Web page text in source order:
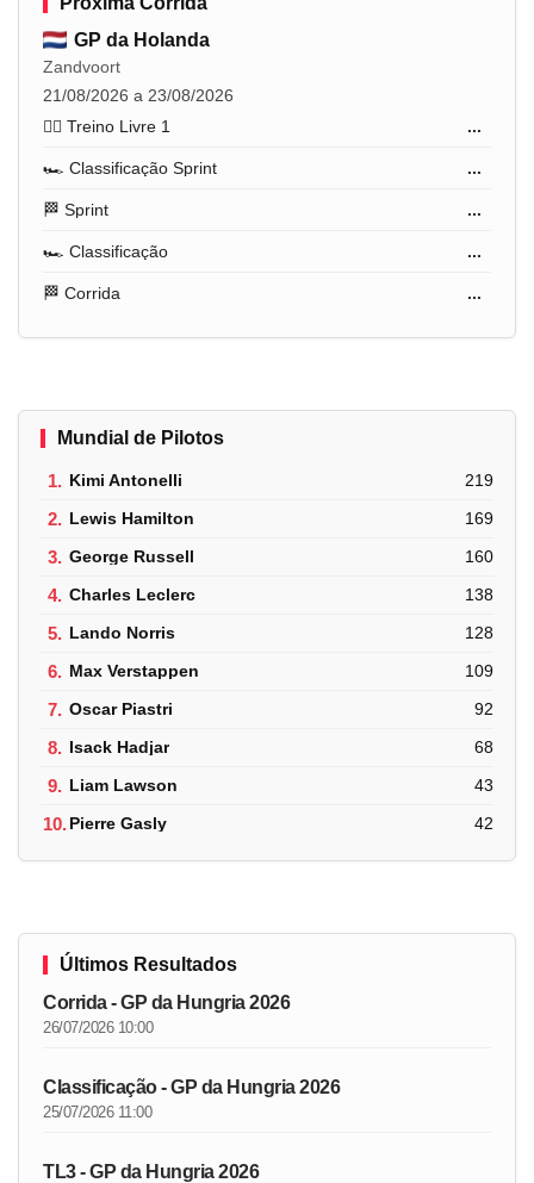
GP da Holanda
Zandvoort
21/08/2026 a 23/08/2026
🏋️‍♂️ Treino Livre 1
...
🏎️ Classificação Sprint ...
🏁 Sprint ...
🏎️ Classificação ...
🏁 Corrida ...
Mundial de Pilotos
1. Kimi Antonelli 219
2. Lewis Hamilton 169
3. George Russell 160
4. Charles Leclerc 138
5. Lando Norris 128
6. Max Verstappen 109
7. Oscar Piastri 92
8. Isack Hadjar 68
9. Liam Lawson 43
10.Pierre Gasly 42
Últimos Resultados
Corrida - GP da Hungria 2026
26/07/2026 10:00
Classificação - GP da Hungria 2026
25/07/2026 11:00
TL3 - GP da Hungria 2026